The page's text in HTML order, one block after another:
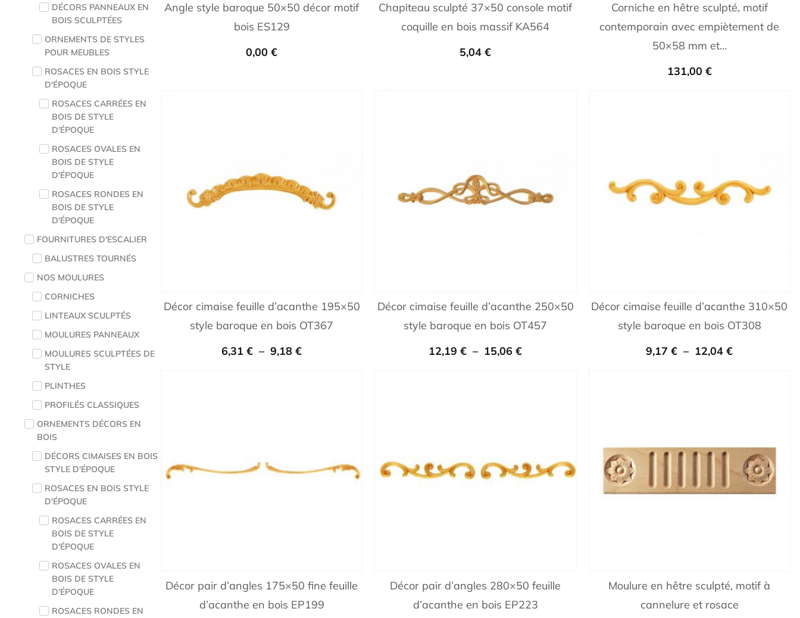
DÉCORS PANNEAUX EN
BOIS SCULPTÉES
ORNEMENTS DE STYLES
POUR MEUBLES
ROSACES EN BOIS STYLE
D'ÉPOQUE
ROSACES CARRÉES EN
BOIS DE STYLE
D'ÉPOQUE
ROSACES OVALES EN
BOIS DE STYLE
D'ÉPOQUE
ROSACES RONDES EN
BOIS DE STYLE
D'ÉPOQUE
FOURNITURES D'ESCALIER
BALUSTRES TOURNÉS
NOS MOULURES
CORNICHES
LINTEAUX SCULPTÉS
MOULURES PANNEAUX
MOULURES SCULPTÉES DE
STYLE
PLINTHES
PROFILÉS CLASSIQUES
ORNEMENTS DÉCORS EN
BOIS
DÉCORS CIMAISES EN BOIS
STYLE D'ÉPOQUE
ROSACES EN BOIS STYLE
D'ÉPOQUE
ROSACES CARRÉES EN
BOIS DE STYLE
D'ÉPOQUE
ROSACES OVALES EN
BOIS DE STYLE
D'ÉPOQUE
ROSACES RONDES EN
Angle style baroque 50×50 décor motif
bois ES129
0,00€
Chapiteau sculpté 37×50 console motif
coquille en bois massif KA564
5,04€
Corniche en hêtre sculpté, motif
contemporain avec empiètement de
50×58 mm et...
131,00 €
Décor cimaise feuille d’acanthe 195×50
style baroque en bois OT367
6,31€ – 9,18€
Décor cimaise feuille d’acanthe 250×50
style baroque en bois OT457
12,19€ – 15,06€
Décor cimaise feuille d’acanthe 310×50
style baroque en bois OT308
9,17€ – 12,04€
Décor pair d’angles 175×50 fine feuille
d’acanthe en bois EP199
Décor pair d’angles 280×50 feuille
d’acanthe en bois EP223
Moulure en hêtre sculpté, motif à
cannelure et rosace